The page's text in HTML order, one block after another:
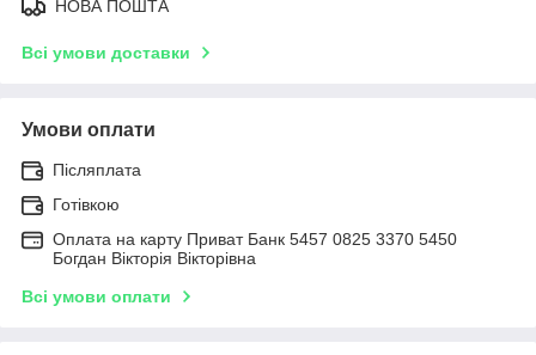
НОВА ПОШТА
Всі умови доставки
Умови оплати
Післяплата
Готівкою
Оплата на карту Приват Банк 5457 0825 3370 5450
Богдан Вікторія Вікторівна
Всі умови оплати